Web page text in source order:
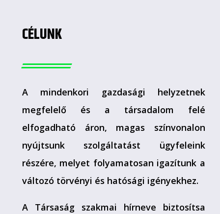
CÉLUNK
A mindenkori gazdasági helyzetnek
megfelelő és a társadalom felé
elfogadható áron, magas színvonalon
nyújtsunk szolgáltatást ügyfeleink
részére, melyet folyamatosan igazítunk a
változó törvényi és hatósági igényekhez.
A Társaság szakmai hírneve biztosítsa